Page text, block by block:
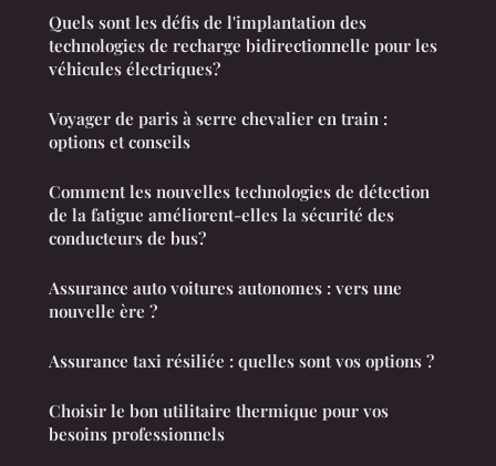
Quels sont les défis de l'implantation des
technologies de recharge bidirectionnelle pour les
véhicules électriques?
Voyager de paris à serre chevalier en train :
options et conseils
Comment les nouvelles technologies de détection
de la fatigue améliorent-elles la sécurité des
conducteurs de bus?
Assurance auto voitures autonomes : vers une
nouvelle ère ?
Assurance taxi résiliée : quelles sont vos options ?
Choisir le bon utilitaire thermique pour vos
besoins professionnels